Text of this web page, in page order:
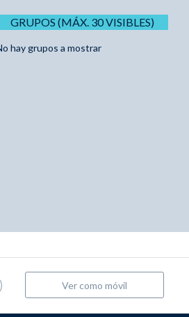
GRUPOS (MÁX. 30 VISIBLES)
hay grupos a mostrar